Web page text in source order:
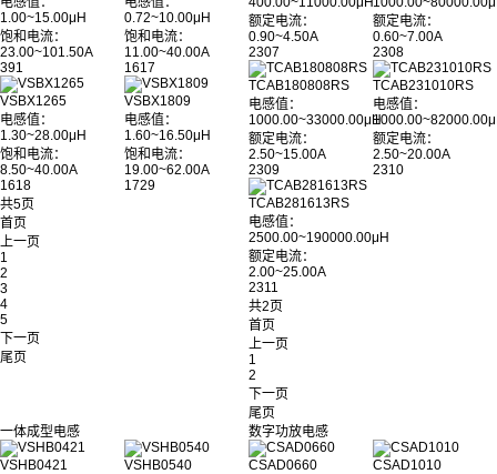
1.00~15.00μH
饱和电流：
23.00~101.50A
391
0.72~10.00μH
饱和电流：
11.00~40.00A
1617
VSBX1265
电感值：
1.30~28.00μH
饱和电流：
8.50~40.00A
1618
VSBX1809
电感值：
1.60~16.50μH
饱和电流：
19.00~62.00A
1729
共5页
首页
上一页
1
2
3
4
5
下一页
尾页
额定电流：
0.90~4.50A
2307
额定电流：
0.60~7.00A
2308
TCAB180808RS
电感值：
1000.00~33000.00μH
额定电流：
2.50~15.00A
2309
TCAB231010RS
电感值：
额定电流：
2.50~20.00A
2310
TCAB281613RS
电感值：
2500.00~190000.00μH
额定电流：
2.00~25.00A
2311
共2页
首页
上一页
1
2
下一页
尾页
一体成型电感
VSHB0421
VSHB0540
数字功放电感
CSAD0660
CSAD1010